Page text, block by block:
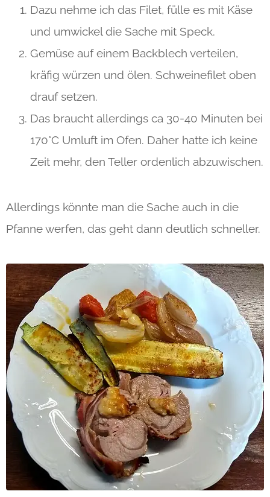
Dazu nehme ich das Filet, fülle es mit Käse
und umwickel die Sache mit Speck.
Gemüse auf einem Backblech verteilen,
kräfig würzen und ölen. Schweinefilet oben
drauf setzen.
Das braucht allerdings ca 30-40 Minuten bei
170°C Umluft im Ofen. Daher hatte ich keine
Zeit mehr, den Teller ordenlich abzuwischen.
Allerdings könnte man die Sache auch in die
Pfanne werfen, das geht dann deutlich schneller.